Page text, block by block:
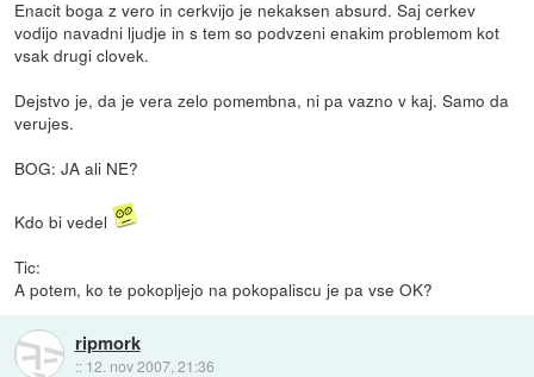
Enacit boga z vero in cerkvijo je nekaksen absurd. Saj cerkev
vodijo navadni ljudje in s tem so podvzeni enakim problemom kot
vsak drugi clovek.
Dejstvo je, da je vera zelo pomembna, ni pa vazno v kaj. Samo da
verujes.
BOG: JA ali NE?
Kdo bi vedel
Tic:
A potem, ko te pokopljejo na pokopaliscu je pa vse OK?
ripmork
:: 12. nov 2007, 21:36